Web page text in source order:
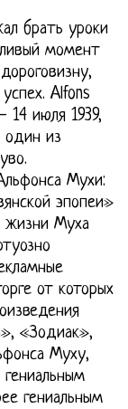
брать уроки
момент
Alfons
14 июля 1939,
один из
Мухи:
эпопеи»
жизни Муха
от которых
«Зодиак»,
Муху,
гениальным